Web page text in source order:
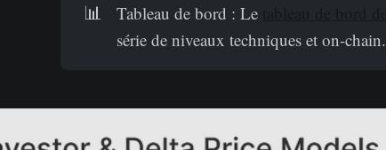
📊 Tableau de bord : Le
série de niveaux techniques et on-chain.